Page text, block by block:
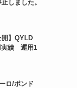
しました。
開】QYLD
実績 運用1
ロ/ポンド